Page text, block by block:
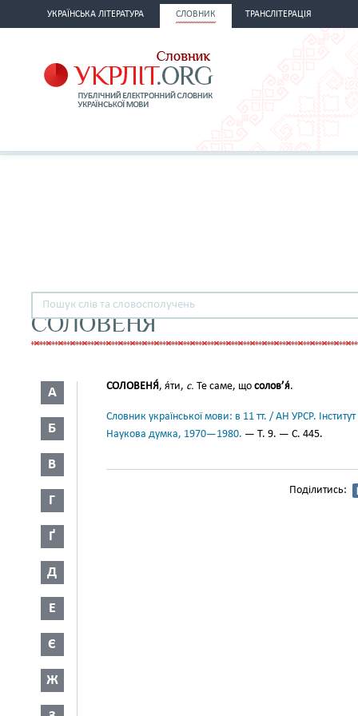
УКРАЇНСЬКА ЛІТЕРАТУРА СЛОВНИК ТРАНСЛІТЕРАЦІЯ
СОЛОВЕНЯ
А
Б
В
Г
Ґ
Д
Е
Є
Ж
СОЛОВЕНЯ́, я́ти, с. Те саме, що солов’я́.
Словник української мови: в 11 тт. / АН УРСР.
Наукова думка, 1970—1980. — Т. 9. — С. 445.
Поділитись: